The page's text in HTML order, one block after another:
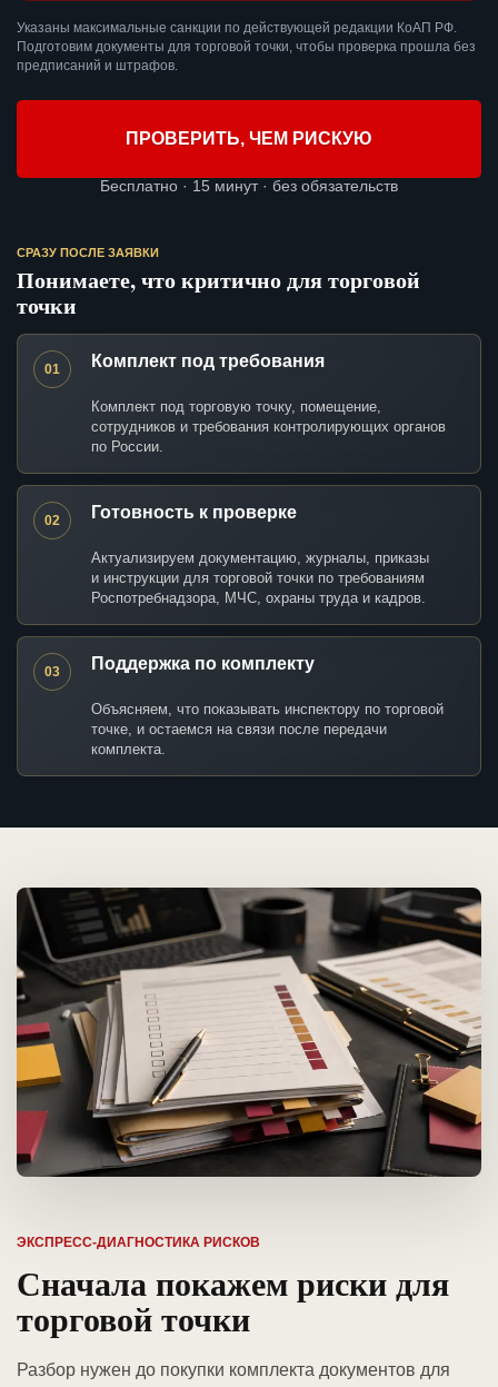
Указаны максимальные санкции по действующей редакции КоАП РФ.
Подготовим документы для торговой точки, чтобы проверка прошла без
предписаний и штрафов.
ПРОВЕРИТЬ, ЧЕМ РИСКУЮ
Бесплатно · 15 минут · без обязательств
СРАЗУ ПОСЛЕ ЗАЯВКИ
Понимаете, что критично для торговой
точки
01 Комплект под требования
Комплект под торговую точку, помещение,
сотрудников и требования контролирующих органов
по России.
02 Готовность к проверке
Актуализируем документацию, журналы, приказы
и инструкции для торговой точки по требованиям
Роспотребнадзора, МЧС, охраны труда и кадров.
03 Поддержка по комплекту
Объясняем, что показывать инспектору по торговой
точке, и остаемся на связи после передачи
комплекта.
ЭКСПРЕСС-ДИАГНОСТИКА РИСКОВ
Сначала покажем риски для
торговой точки
Разбор нужен до покупки комплекта документов для